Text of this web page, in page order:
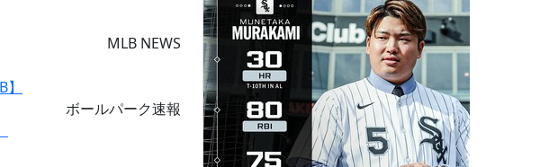
MLB NEWS
ボールパーク速報